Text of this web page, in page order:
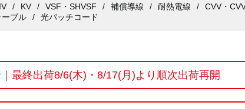
KV VSF・SHVSF 補償導線 耐熱電線 CVV・
ーブル 光パッチコード
最終出荷8/6(木)・8/17(月)より順次出荷再開